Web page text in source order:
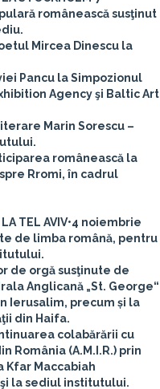
românească susţinut
Mircea Dinescu la
Pancu la Simpozionul
Agency şi Baltic Art
Marin Sorescu –
românească la
Rromi, în cadrul
TEL AVIV•4 noiembrie
de limba română, pentru
de orgă susţinute de
Anglicană „St. George“
Ierusalim, precum și la
din Haifa.
colabărării cu
România (A.M.I.R.) prin
Kfar Maccabiah
la sediul institutului.